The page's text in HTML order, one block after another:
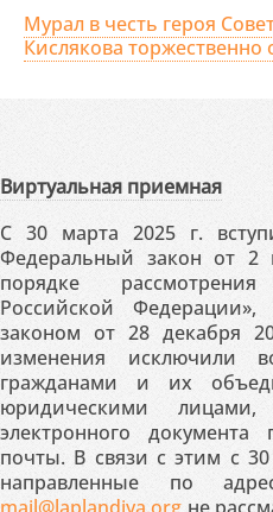
Мурал в честь героя
Кислякова
Виртуальная приемная
С 30 марта 2025 г.
Федеральный закон от
порядке
Российской
законом от 28 декабря
изменения исключили
гражданами и их
юридическими
электронного документа
почты. В связи с этим с
направленные по